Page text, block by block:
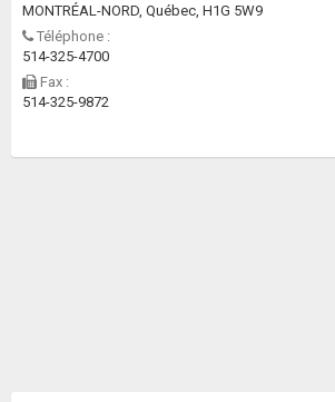
MONTRÉAL-NORD, Québec, H1G 5W9
Téléphone :
514-325-4700
Fax :
514-325-9872